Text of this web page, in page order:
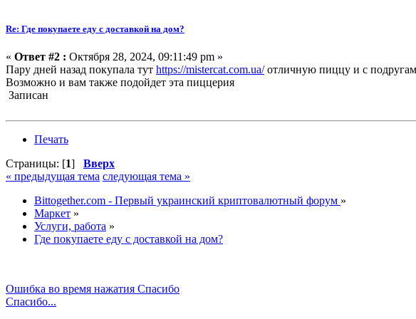
Re: Где покупаете еду с доставкой на дом?
« Ответ #2 : Октября 28, 2024, 09:11:49 pm »
Пару дней назад покупала тут https://mistercat.com.ua/отличную пиццу и с
Возможно и вам также подойдет эта пиццерия
Записан
Печать
Страницы: [1] Вверх
« предыдущая тема следующая тема »
Bittogether.com - Первый украинский криптовалютный форум »
Маркет »
Услуги, работа »
Где покупаете еду с доставкой на дом?
Ошибка во время нажатия Спасибо
Спасибо...